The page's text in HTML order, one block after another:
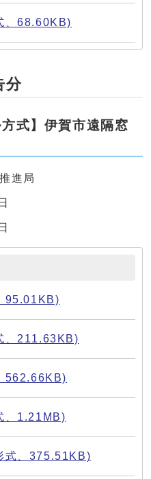
、68.60KB)
分
式】伊賀市遠隔窓
進局
95.01KB)
、211.63KB)
562.66KB)
、1.21MB)
式、375.51KB)